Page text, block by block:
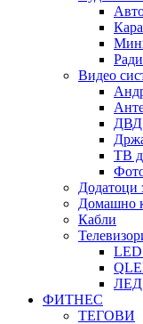
Видео
ДВД
ТВ
Додатоци
Домашно
Кабли
LED
ЛЕД
ФИТНЕС
ТЕГОВИ